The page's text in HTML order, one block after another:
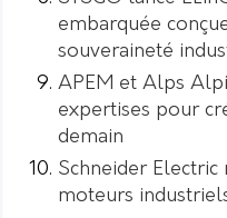
embarquée
souveraineté
APEM et Alps
expertises pour
demain
Schneider
moteurs